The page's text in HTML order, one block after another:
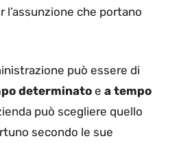
che portano
può essere di
determinato e a tempo
può scegliere quello
secondo le sue